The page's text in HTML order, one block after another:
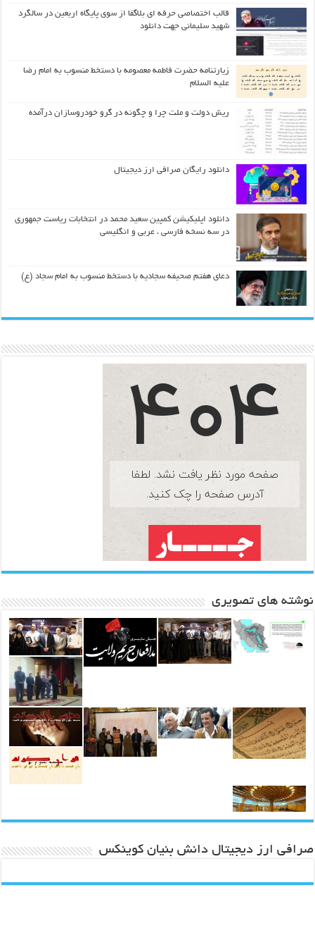
قالب اختصاصی حرفه ای بلاگفا از سوی پایگاه اربعین در سالگرد
شهید سلیمانی جهت دانلود
زیارتنامه حضرت فاطمه معصومه با دستخط منسوب به امام رضا
علیه السلام
ریش دولت و ملت چرا و چگونه در گرو خودروسازان درآمده
دانلود رایگان صرافی ارز دیجیتال
دانلود اپلیکیشن کمپین سعید محمد در انتخابات ریاست جمهوری
در سه نسخه فارسی ، عربی و انگلیسی
دعای هفتم صحیفه سجادیه با دستخط منسوب به امام سجاد (ع)
نوشته های تصویری
صرافی ارز دیجیتال دانش بنیان کوینکس